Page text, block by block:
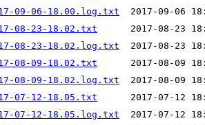
09-06-18.00.log.txt
08-23-18.02.txt
08-23-18.02.log.txt
08-09-18.02.txt
08-09-18.02.log.txt
07-12-18.05.txt
07-12-18.05.log.txt